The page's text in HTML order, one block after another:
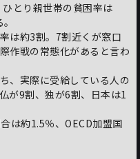
とり親世帯の貧困率は
は約3割。7割近くが窓口
作戦の常態化があると言わ
、実際に受給している人の
が9割、独が6割、日本は1
は約1.5％、OECD加盟国